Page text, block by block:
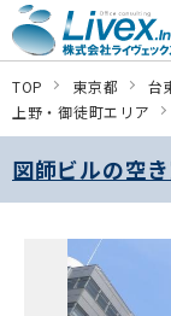
TOP 東京都 台
上野・御徒町エリア
図師ビルの空